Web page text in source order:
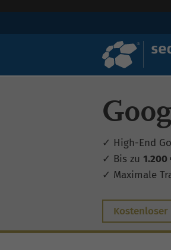
✓ High-End
✓ Bis zu
✓ Maximale